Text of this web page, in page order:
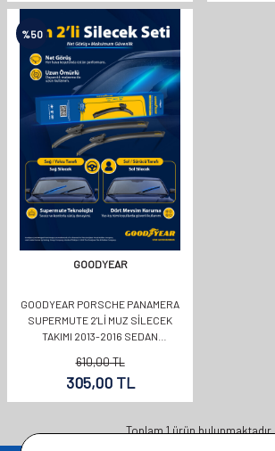
%50
GOODYEAR
GOODYEAR PORSCHE PANAMERA
SUPERMUTE 2'LI MUZ SILECEK
TAKIMI 2013-2016 SEDAN
610,00TL
305,00TL
Toplam1ürün bulunmaktadır.